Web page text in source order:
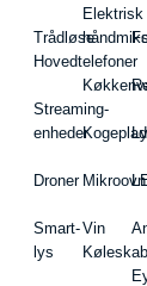
Trådløse
Hovedtelefoner
Streaming-
enheder
Droner
Smart-
lys
Elektrisk
Mikroovn
Vin
Køleskab